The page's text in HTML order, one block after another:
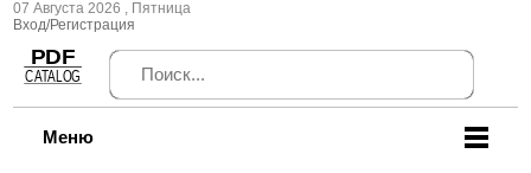
07 Августа 2026 , Пятница
Вход/Регистрация
Меню